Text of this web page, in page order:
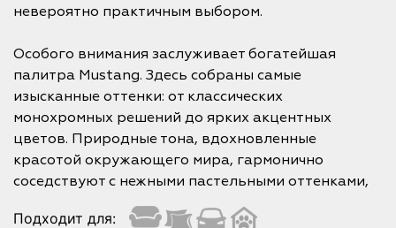
невероятно практичным выбором.
Особого внимания заслуживает богатейшая
палитра Mustang. Здесь собраны самые
изысканные оттенки: от классических
монохромных решений до ярких акцентных
цветов. Природные тона, вдохновленные
красотой окружающего мира, гармонично
соседствуют с нежными пастельными оттенками,
Подходит для: